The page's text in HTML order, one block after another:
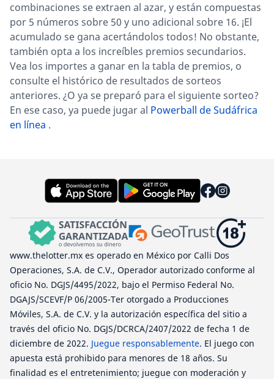
combinaciones se extraen al azar, y están compuestas
por 5 números sobre 50 y uno adicional sobre 16. ¡El
acumulado se gana acertándolos todos! No obstante,
también opta a los increíbles premios secundarios.
Vea los importes a ganar en la tabla de premios, o
consulte el histórico de resultados de sorteos
anteriores. ¿O ya se preparó para el siguiente sorteo?
En ese caso, ya puede jugar al Powerball de Sudáfrica
en línea .
www.thelotter.mx es operado en México por Calli Dos
Operaciones, S.A. de C.V., Operador autorizado conforme al
oficio No. DGJS/4495/2022, bajo el Permiso Federal No.
DGAJS/SCEVF/P 06/2005-Ter otorgado a Producciones
Móviles, S.A. de C.V. y la autorización específica del sitio a
través del oficio No. DGJS/DCRCA/2407/2022 de fecha 1 de
diciembre de 2022. Juegue responsablemente. El juego con
apuesta está prohibido para menores de 18 años. Su
finalidad es el entretenimiento; juegue con moderación y